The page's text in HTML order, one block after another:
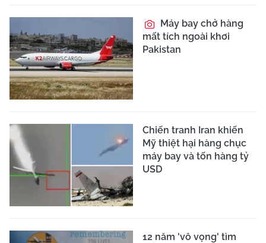
Máy bay chở hàng
mất tích ngoài khơi
Pakistan
Chiến tranh Iran khiến
Mỹ thiệt hại hàng chục
máy bay và tốn hàng tỷ
USD
12 năm 'vô vọng' tìm